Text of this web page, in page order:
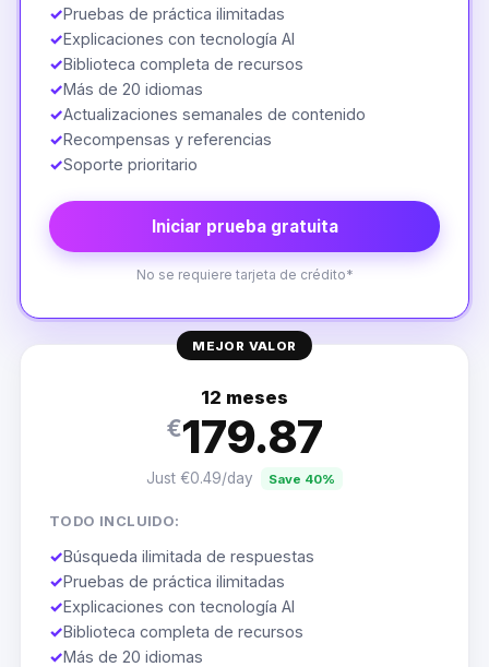
✓Pruebas de práctica ilimitadas
✓Explicaciones con tecnología AI
✓Biblioteca completa de recursos
✓Más de 20 idiomas
✓Actualizaciones semanales de contenido
✓Recompensas y referencias
✓Soporte prioritario
Iniciar prueba gratuita
No se requiere tarjeta de crédito*
MEJOR VALOR
12 meses
€179.87
Just €0.49/day Save 40%
TODO INCLUIDO:
✓Búsqueda ilimitada de respuestas
✓Pruebas de práctica ilimitadas
✓Explicaciones con tecnología AI
✓Biblioteca completa de recursos
✓Más de 20 idiomas